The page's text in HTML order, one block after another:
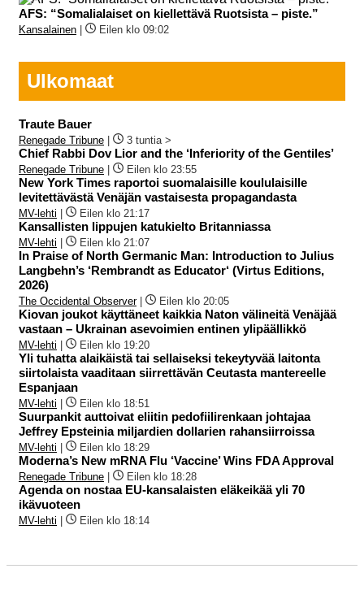
AFS: “Somalialaiset on kiellettävä Ruotsista – piste.”
Kansalainen Eilen klo 09:02
Ulkomaat
Traute Bauer
Renegade Tribune 3 tuntia >
Chief Rabbi Dov Lior and the ‘Inferiority of the Gentiles’
Renegade Tribune Eilen klo 23:55
New York Times raportoi suomalaisille koululaisille
levitettävästä Venäjän vastaisesta propagandasta
MV-lehti Eilen klo 21:17
Kansallisten lippujen katukielto Britanniassa
MV-lehti Eilen klo 21:07
In Praise of North Germanic Man: Introduction to Julius
Langbehn’s ‘Rembrandt as Educator‘ (Virtus Editions,
2026)
The Occidental Observer| Eilen klo 20:05
Kiovan joukot käyttäneet kaikkia Naton välineitä Venäjää
vastaan – Ukrainan asevoimien entinen ylipäällikkö
MV-lehti Eilen klo 19:20
Yli tuhatta alaikäistä tai sellaiseksi tekeytyvää laitonta
siirtolaista vaaditaan siirrettävän Ceutasta mantereelle
Espanjaan
MV-lehti Eilen klo 18:51
Suurpankit auttoivat eliitin pedofiilirenkaan johtajaa
Jeffrey Epsteinia miljardien dollarien rahansiirroissa
MV-lehti Eilen klo 18:29
Moderna’s New mRNA Flu ‘Vaccine’ Wins FDA Approval
Renegade Tribune Eilen klo 18:28
Agenda on nostaa EU-kansalaisten eläkeikää yli 70
ikävuoteen
MV-lehti Eilen klo 18:14